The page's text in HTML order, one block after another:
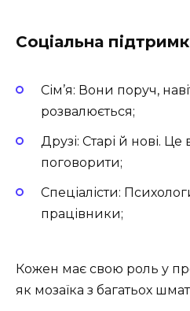
Соціальна
Сім’я: Вони поруч,
розвалюється;
Друзі: Старі й нові.
поговорити;
Спеціалісти:
працівники;
Кожен має свою роль у
як мозаїка з багатьох